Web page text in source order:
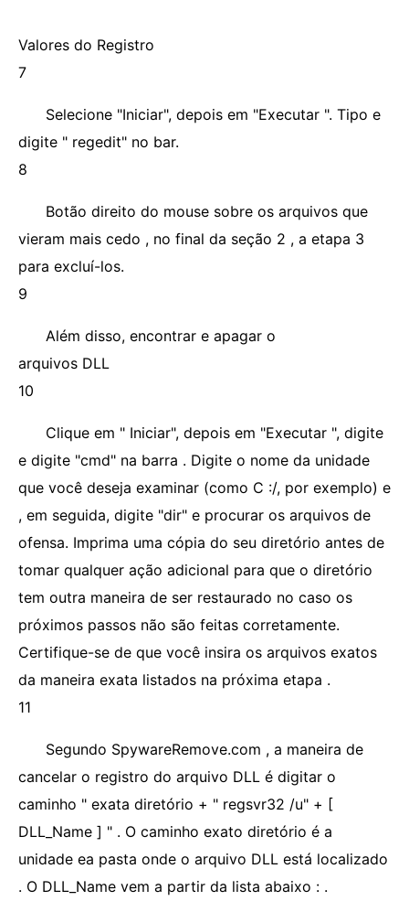
Valores do Registro
7
Selecione "Iniciar", depois em "Executar ". Tipo e
digite " regedit" no bar.
8
Botão direito do mouse sobre os arquivos que
vieram mais cedo , no final da seção 2 , a etapa 3
para excluí-los.
9
Além disso, encontrar e apagar o
arquivos DLL
10
Clique em " Iniciar", depois em "Executar ", digite
e digite "cmd" na barra . Digite o nome da unidade
que você deseja examinar (como C :/, por exemplo) e
, em seguida, digite "dir" e procurar os arquivos de
ofensa. Imprima uma cópia do seu diretório antes de
tomar qualquer ação adicional para que o diretório
tem outra maneira de ser restaurado no caso os
próximos passos não são feitas corretamente.
Certifique-se de que você insira os arquivos exatos
da maneira exata listados na próxima etapa .
11
Segundo SpywareRemove.com , a maneira de
cancelar o registro do arquivo DLL é digitar o
caminho " exata diretório + " regsvr32 /u" + [
DLL_Name ] " . O caminho exato diretório é a
unidade ea pasta onde o arquivo DLL está localizado
. O DLL_Name vem a partir da lista abaixo : .